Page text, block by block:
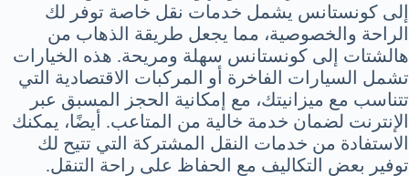
إلى كونستانس يشمل خدمات نقل خاصة توفر لك
الراحة والخصوصية، مما يجعل طريقة الذهاب من
هالشتات إلى كونستانس سهلة ومريحة. هذه الخيارات
تشمل السيارات الفاخرة أو المركبات الاقتصادية التي
تتناسب مع ميزانيتك، مع إمكانية الحجز المسبق عبر
الإنترنت لضمان خدمة خالية من المتاعب. أيضًا، يمكنك
الاستفادة من خدمات النقل المشتركة التي تتيح لك
توفير بعض التكاليف مع الحفاظ على راحة التنقل.